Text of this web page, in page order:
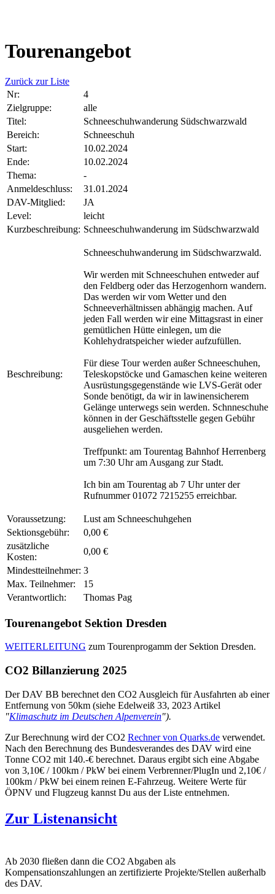
Tourenangebot
Zurück zur Liste
Nr:
4
Zielgruppe:
alle
Titel:
Schneeschuhwanderung Südschwarzwald
Bereich:
Schneeschuh
Start:
10.02.2024
Ende:
10.02.2024
Thema:
-
Anmeldeschluss:
31.01.2024
DAV-Mitglied:
JA
Level:
leicht
Kurzbeschreibung: Schneeschuhwanderung im Südschwarzwald
Beschreibung:
Schneeschuhwanderung im Südschwarzwald.
Wir werden mit Schneeschuhen entweder auf
den Feldberg oder das Herzogenhorn wandern.
Das werden wir vom Wetter und den
Schneeverhältnissen abhängig machen. Auf
jeden Fall werden wir eine Mittagsrast in einer
gemütlichen Hütte einlegen, um die
Kohlehydratspeicher wieder aufzufüllen.
Für diese Tour werden außer Schneeschuhen,
Teleskopstöcke und Gamaschen keine weiteren
Ausrüstungsgegenstände wie LVS-Gerät oder
Sonde benötigt, da wir in lawinensicherem
Gelänge unterwegs sein werden. Schnneschuhe
können in der Geschäftsstelle gegen Gebühr
ausgeliehen werden.
Treffpunkt: am Tourentag Bahnhof Herrenberg
um 7:30 Uhr am Ausgang zur Stadt.
Ich bin am Tourentag ab 7 Uhr unter der
Rufnummer 01072 7215255 erreichbar.
Voraussetzung:
Lust am Schneeschuhgehen
Sektionsgebühr:
0,00 €
zusätzliche
Kosten:
0,00 €
Mindestteilnehmer: 3
Max. Teilnehmer:
15
Verantwortlich:
Thomas Pag
Tourenangebot Sektion Dresden
WEITERLEITUNG zum Tourenprogamm der Sektion Dresden.
CO2 Billanzierung 2025
Der DAV BB berechnet den CO2 Ausgleich für Ausfahrten ab einer
Entfernung von 50km (siehe Edelweiß 33, 2023 Artikel
"Klimaschutz im Deutschen Alpenverein").
Zur Berechnung wird der CO2 Rechner von Quarks.de verwendet.
Nach den Berechnung des Bundesverandes des DAV wird eine
Tonne CO2 mit 140.-€ berechnet. Daraus ergibt sich eine Abgabe
von 3,10€ / 100km / PkW bei einem Verbrenner/PlugIn und 2,10€ /
100km / PkW bei einem reinen E-Fahrzeug. Weitere Werte für
ÖPNV und Flugzeug kannst Du aus der Liste entnehmen.
Zur Listenansicht
Ab 2030 fließen dann die CO2 Abgaben als
Kompensationszahlungen an zertifizierte Projekte/Stellen außerhalb
des DAV.